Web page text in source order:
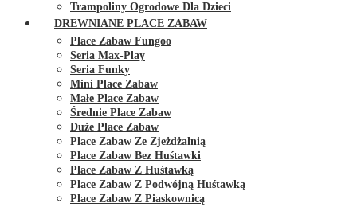
Trampoliny Ogrodowe Dla Dzieci
DREWNIANE PLACE ZABAW
Place Zabaw Fungoo
Seria Max-Play
Seria Funky
Mini Place Zabaw
Małe Place Zabaw
Średnie Place Zabaw
Duże Place Zabaw
Place Zabaw Ze Zjeżdżalnią
Place Zabaw Bez Huśtawki
Place Zabaw Z Huśtawką
Place Zabaw Z Podwójną Huśtawką
Place Zabaw Z Piaskownicą